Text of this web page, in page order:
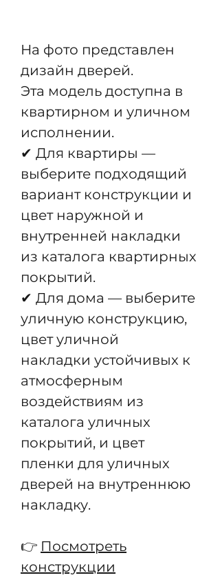
На фото представлен
дизайн дверей.
Эта модель доступна в
квартирном и уличном
исполнении.
✔ Для квартиры —
выберите подходящий
вариант конструкции и
цвет наружной и
внутренней накладки
из каталога квартирных
покрытий.
✔ Для дома — выберите
уличную конструкцию,
цвет уличной
накладки устойчивых к
атмосферным
воздействиям из
каталога уличных
покрытий, и цвет
пленки для уличных
дверей на внутреннюю
накладку.
👉 Посмотреть
конструкции